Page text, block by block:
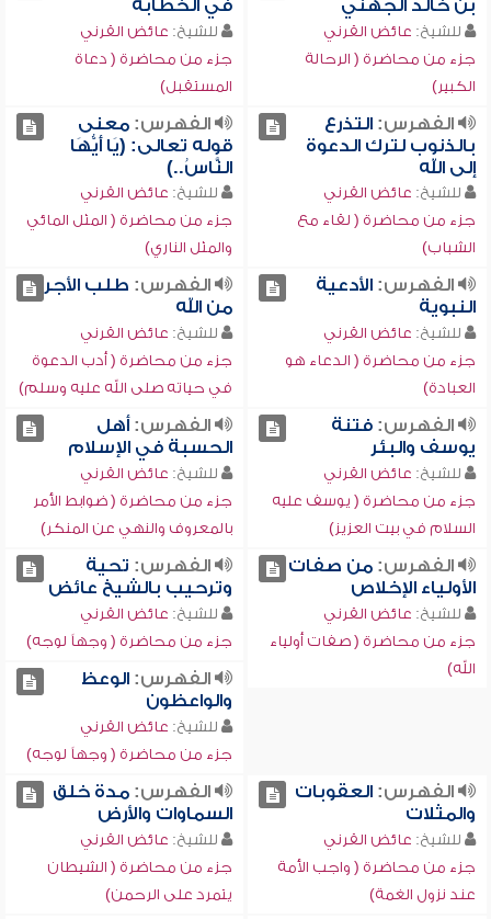
بن خالد الجهني
للشيخ: عائض القرني
جزء من محاضرة ( الرحالة
الكبير)
في الخطابة
للشيخ: عائض القرني
جزء من محاضرة ( دعاة
المستقبل)
الفهرس:التذرع
بالذنوب لترك الدعوة
إلى الله
للشيخ: عائض القرني
جزء من محاضرة ( لقاء مع
الشباب)
الفهرس:معنى
قوله تعالى: (يَا أَيُّهَا
النَّاسُ..)
للشيخ: عائض القرني
جزء من محاضرة ( المثل المائي
والمثل الناري)
الفهرس:الأدعية
النبوية
للشيخ: عائض القرني
جزء من محاضرة ( الدعاء هو
العبادة)
الفهرس: طلب الأجر
من الله
للشيخ: عائض القرني
جزء من محاضرة ( أدب الدعوة
في حياته صلى الله عليه وسلم)
الفهرس:فتنة
يوسف والبئر
للشيخ: عائض القرني
جزء من محاضرة ( يوسف عليه
السلام في بيت العزيز)
الفهرس:أهل
الحسبة في الإسلام
للشيخ: عائض القرني
جزء من محاضرة ( ضوابط الأمر
بالمعروف والنهي عن المنكر)
الفهرس:من صفات
الأولياء الإخلاص
للشيخ: عائض القرني
جزء من محاضرة ( صفات أولياء
الله)
الفهرس: تحية
وترحيب بالشيخ عائض
للشيخ: عائض القرني
جزء من محاضرة ( وجهاً لوجه)
الفهرس:الوعظ
والواعظون
للشيخ: عائض القرني
جزء من محاضرة ( وجهاً لوجه)
الفهرس:العقوبات
والمثلات
للشيخ: عائض القرني
جزء من محاضرة ( واجب الأمة
عند نزول الغمة)
الفهرس:مدة خلق
السماوات والأرض
للشيخ: عائض القرني
جزء من محاضرة ( الشيطان
يتمرد على الرحمن)